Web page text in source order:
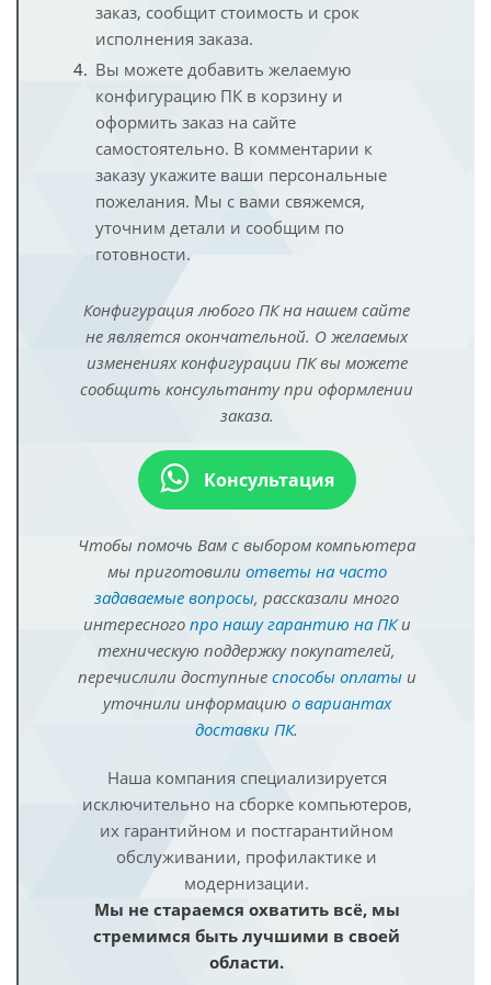
заказ, сообщит стоимость и срок
исполнения заказа.
Вы можете добавить желаемую
конфигурацию ПК в корзину и
оформить заказ на сайте
самостоятельно. В комментарии к
заказу укажите ваши персональные
пожелания. Мы с вами свяжемся,
уточним детали и сообщим по
готовности.
Конфигурация любого ПК на нашем сайте
не является окончательной. О желаемых
изменениях конфигурации ПК вы можете
сообщить консультанту при оформлении
заказа.
Консультация
Чтобы помочь Вам с выбором компьютера
мы приготовили ответы на часто
задаваемые вопросы, рассказали много
интересного про нашу гарантию на ПКи
техническую поддержку покупателей,
перечислили доступные способы оплатыи
уточнили информацию о вариантах
доставки ПК.
Наша компания специализируется
исключительно на сборке компьютеров,
их гарантийном и постгарантийном
обслуживании, профилактике и
модернизации.
Мы не стараемся охватить всё, мы
стремимся быть лучшими в своей
области.